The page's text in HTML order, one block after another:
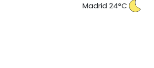
Madrid 24°C